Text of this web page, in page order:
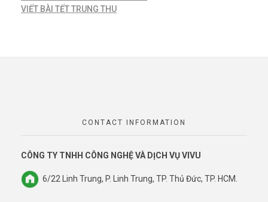
VIẾT BÀI TẾT TRUNG THU
CONTACT INFORMATION
CÔNG TY TNHH CÔNG NGHỆ VÀ DỊCH VỤ VIVU
6/22 Linh Trung, P. Linh Trung, TP. Thủ Đức, TP. HCM.